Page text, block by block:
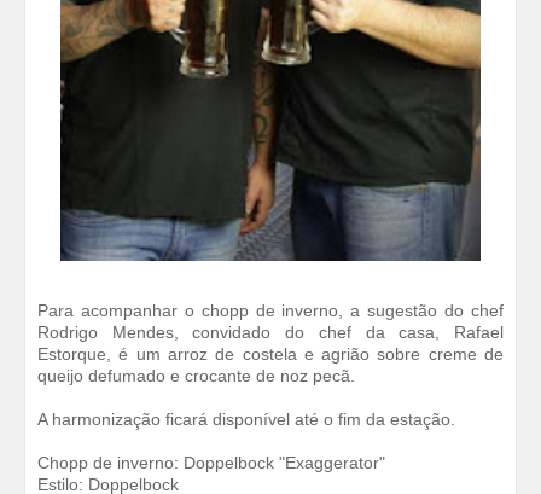
Para acompanhar o chopp de inverno, a sugestão do chef
Rodrigo Mendes, convidado do chef da casa, Rafael
Estorque, é um arroz de costela e agrião sobre creme de
queijo defumado e crocante de noz pecã.
A harmonização ficará disponível até o fim da estação.
Chopp de inverno: Doppelbock "Exaggerator"
Estilo: Doppelbock